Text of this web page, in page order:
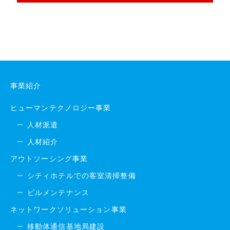
事業紹介
ヒューマンテクノロジー事業
人材派遣
人材紹介
アウトソーシング事業
シティホテルでの客室清掃整備
ビルメンテナンス
ネットワークソリューション事業
移動体通信基地局建設